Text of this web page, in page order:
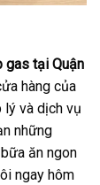
gas tại Quận
hàng của
lý và dịch vụ
những
ăn ngon
ngay hôm